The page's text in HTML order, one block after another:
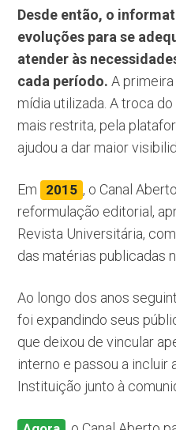
Desde então, o
evoluções para se
atender às
cada período. A
mídia utilizada. A troca
mais restrita, pela
ajudou a dar maior
Em 2015 , o Canal
reformulação editorial,
Revista Universitária,
das matérias publicadas
Ao longo dos anos
foi expandindo seus
que deixou de vincular
interno e passou a incluir
Instituição junto à